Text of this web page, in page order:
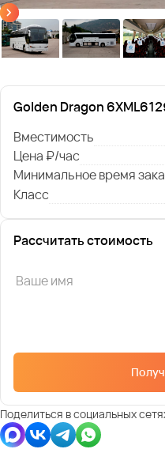
Golden Dragon
Вместимость
Цена ₽/час
Минимальное время
Класс
Рассчитать стоимость
Поделиться в социальных